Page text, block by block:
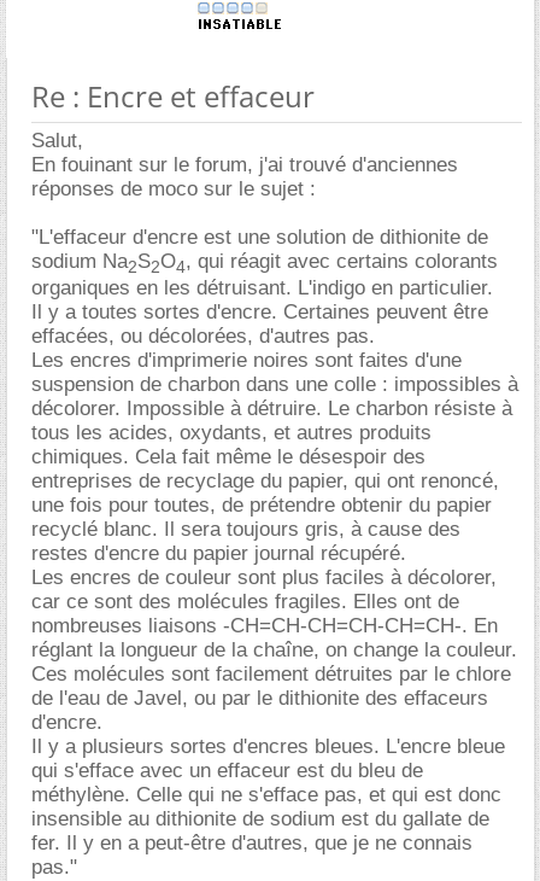
Re : Encre et effaceur
Salut,
En fouinant sur le forum, j'ai trouvé d'anciennes
réponses de moco sur le sujet :
"L'effaceur d'encre est une solution de dithionite de
sodium Na2S2O4, qui réagit avec certains colorants
organiques en les détruisant. L'indigo en particulier.
Il y a toutes sortes d'encre. Certaines peuvent être
effacées, ou décolorées, d'autres pas.
Les encres d'imprimerie noires sont faites d'une
suspension de charbon dans une colle : impossibles à
décolorer. Impossible à détruire. Le charbon résiste à
tous les acides, oxydants, et autres produits
chimiques. Cela fait même le désespoir des
entreprises de recyclage du papier, qui ont renoncé,
une fois pour toutes, de prétendre obtenir du papier
recyclé blanc. Il sera toujours gris, à cause des
restes d'encre du papier journal récupéré.
Les encres de couleur sont plus faciles à décolorer,
car ce sont des molécules fragiles. Elles ont de
nombreuses liaisons -CH=CH-CH=CH-CH=CH-. En
réglant la longueur de la chaîne, on change la couleur.
Ces molécules sont facilement détruites par le chlore
de l'eau de Javel, ou par le dithionite des effaceurs
d'encre.
Il y a plusieurs sortes d'encres bleues. L'encre bleue
qui s'efface avec un effaceur est du bleu de
méthylène. Celle qui ne s'efface pas, et qui est donc
insensible au dithionite de sodium est du gallate de
fer. Il y en a peut-être d'autres, que je ne connais
pas."